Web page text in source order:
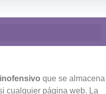
inofensivo que se almacena
cualquier página web. La